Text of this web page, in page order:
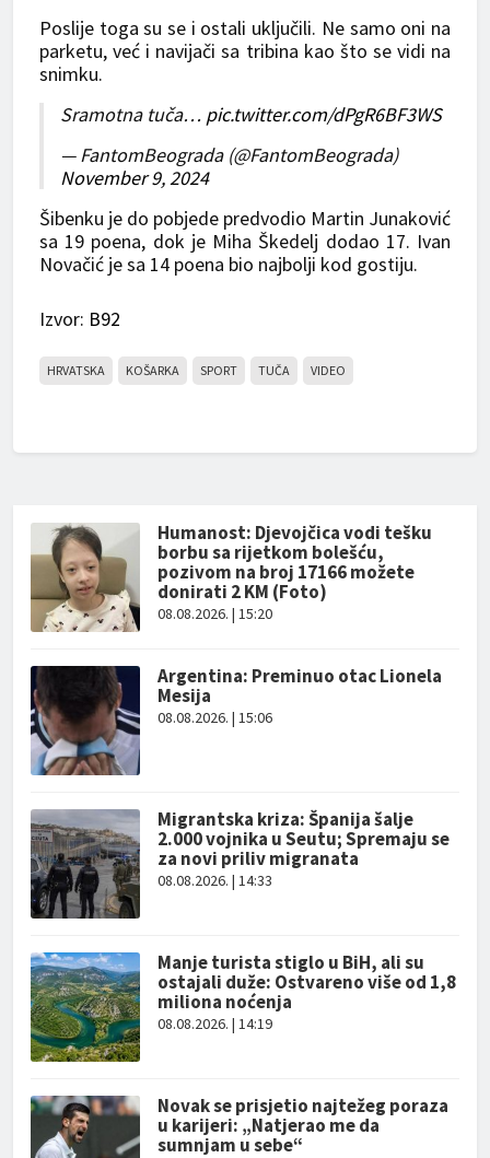
Poslije toga su se i ostali uključili. Ne samo oni na
parketu, već i navijači sa tribina kao što se vidi na
snimku.
Sramotna tuča… pic.twitter.com/dPgR6BF3WS
— FantomBeograda (@FantomBeograda)
November 9, 2024
Šibenku je do pobjede predvodio Martin Junaković
sa 19 poena, dok je Miha Škedelj dodao 17. Ivan
Novačić je sa 14 poena bio najbolji kod gostiju.
Izvor: B92
HRVATSKA KOŠARKA SPORT TUČA VIDEO
Humanost: Djevojčica vodi tešku
borbu sa rijetkom bolešću,
pozivom na broj 17166 možete
donirati 2 KM (Foto)
08.08.2026. | 15:20
Argentina: Preminuo otac Lionela
Mesija
08.08.2026. | 15:06
Migrantska kriza: Španija šalje
2.000 vojnika u Seutu; Spremaju se
za novi priliv migranata
08.08.2026. | 14:33
Manje turista stiglo u BiH, ali su
ostajali duže: Ostvareno više od 1,8
miliona noćenja
08.08.2026. | 14:19
Novak se prisjetio najtežeg poraza
u karijeri: „Natjerao me da
sumnjam u sebe“